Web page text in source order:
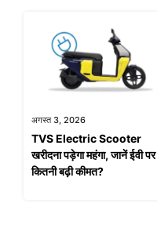
अगस्त 3, 2026
TVS Electric Scooter
खरीदना पड़ेगा महंगा, जानें ईवी पर
कितनी बढ़ी कीमत?